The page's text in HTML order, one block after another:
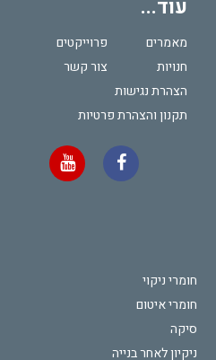
חומרי ניקוי
חומרי איטום
סיקה
ניקיון לאחר בנייה
עוד...
מאמרים
פרוייקטים
חנויות
צור קשר
הצהרת נגישות
תקנון והצהרת פרטיות